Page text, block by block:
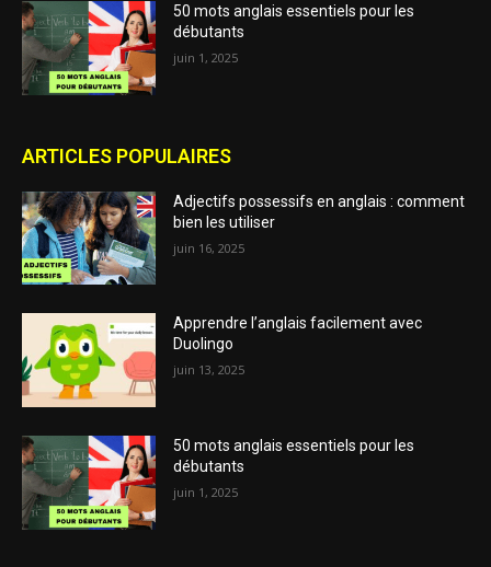
50 mots anglais essentiels pour les
débutants
juin 1, 2025
ARTICLES POPULAIRES
Adjectifs possessifs en anglais : comment
bien les utiliser
juin 16, 2025
Apprendre l’anglais facilement avec
Duolingo
juin 13, 2025
50 mots anglais essentiels pour les
débutants
juin 1, 2025